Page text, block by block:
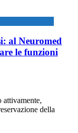
al Neuromed
le funzioni
attivamente,
della